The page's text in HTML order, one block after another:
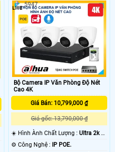
Bộ Camera IP Văn Phòng Độ Nét
Cao 4K
Giá Bán: 10,799,000 ₫
Giá gốc: 13,790,000 ₫
☀️ Hình Ành Chất Lượng :Ultra 2k +
.
⚙ Công Nghệ :
IP POE.
5947